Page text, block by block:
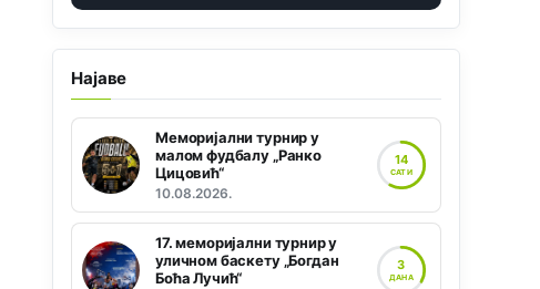
Најаве
Меморијални турнир у
малом фудбалу „Ранко
Цицовић“
10.08.2026.
14
САТИ
17. меморијални турнир у
уличном баскету „Богдан
Боћа Лучић“
3
ДАНА